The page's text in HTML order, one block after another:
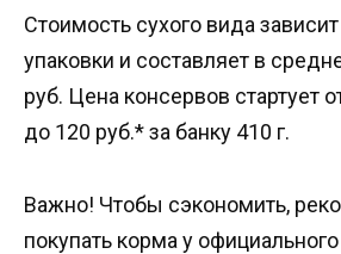
Стоимость сухого вида
упаковки и составляет в
руб. Цена консервов стартует
до 120 руб.* за банку 410 г.
Важно! Чтобы сэкономить,
покупать корма у